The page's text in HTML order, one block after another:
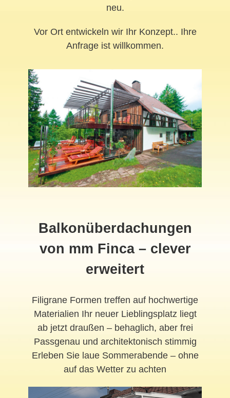
neu.
Vor Ort entwickeln wir Ihr Konzept.. Ihre
Anfrage ist willkommen.
Balkonüberdachungen
von mm Finca – clever
erweitert
Filigrane Formen treffen auf hochwertige
Materialien Ihr neuer Lieblingsplatz liegt
ab jetzt draußen – behaglich, aber frei
Passgenau und architektonisch stimmig
Erleben Sie laue Sommerabende – ohne
auf das Wetter zu achten